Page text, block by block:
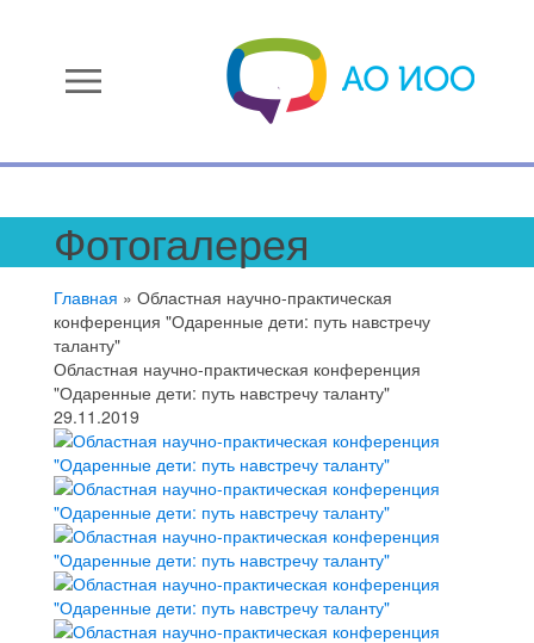
menu
Фотогалерея
Главная » Областная научно-практическая
конференция "Одаренные дети: путь навстречу
таланту"
Областная научно-практическая конференция
"Одаренные дети: путь навстречу таланту"
29.11.2019